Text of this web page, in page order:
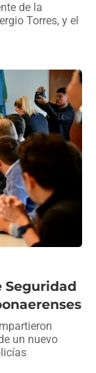
de la
Torres, y el
Seguridad
un nuevo